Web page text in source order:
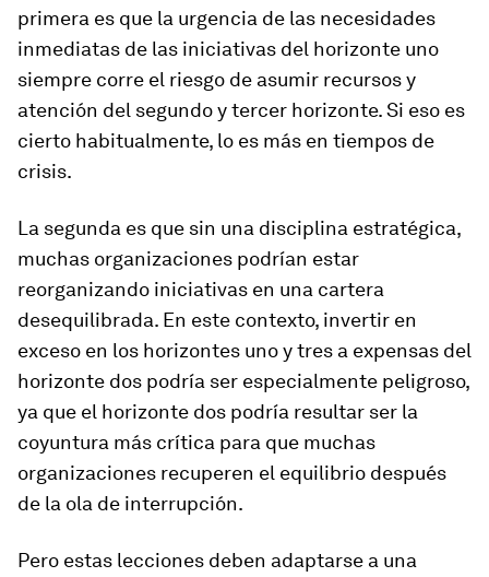
primera es que la urgencia de las necesidades
inmediatas de las iniciativas del horizonte uno
siempre corre el riesgo de asumir recursos y
atención del segundo y tercer horizonte. Si eso es
cierto habitualmente, lo es más en tiempos de
crisis.
La segunda es que sin una disciplina estratégica,
muchas organizaciones podrían estar
reorganizando iniciativas en una cartera
desequilibrada. En este contexto, invertir en
exceso en los horizontes uno y tres a expensas del
horizonte dos podría ser especialmente peligroso,
ya que el horizonte dos podría resultar ser la
coyuntura más crítica para que muchas
organizaciones recuperen el equilibrio después
de la ola de interrupción.
Pero estas lecciones deben adaptarse a una